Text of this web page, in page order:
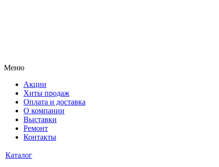
Меню
Акции
Хиты продаж
Оплата и доставка
О компании
Выставки
Ремонт
Контакты
Каталог